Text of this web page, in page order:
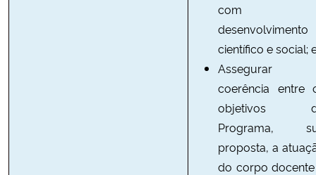
com
desenvolvimento
científico e social;
Assegurar
coerência entre
objetivos
Programa,
proposta, a
do corpo